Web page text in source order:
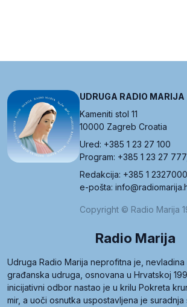
UDRUGA RADIO MARIJA
Kameniti stol 11
10000 Zagreb Croatia
Ured: +385 1 23 27 100
Program: +385 1 23 27
Redakcija: +385 1 2327000
e-pošta:
Copyright © Radio Marija
Radio Marija
Udruga Radio Marija neprofitna je,
građanska udruga, osnovana u Hrvatskoj
inicijativni odbor nastao je u krilu Pokreta
mir, a uoči osnutka uspostavljena je suradnja